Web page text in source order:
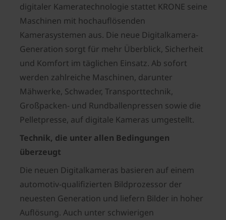
digitaler Kameratechnologie stattet KRONE seine
Maschinen mit hochauflösenden
Kamerasystemen aus. Die neue Digitalkamera-
Generation sorgt für mehr Überblick, Sicherheit
und Komfort im täglichen Einsatz. Ab sofort
werden zahlreiche Maschinen, darunter
Mähwerke, Schwader, Transporttechnik,
Großpacken- und Rundballenpressen sowie die
Pelletpresse, auf digitale Kameras umgestellt.
Technik, die unter allen Bedingungen
überzeugt
Die neuen Digitalkameras basieren auf einem
automotiv-qualifizierten Bildprozessor der
neuesten Generation und liefern Bilder in hoher
Auflösung. Auch unter schwierigen